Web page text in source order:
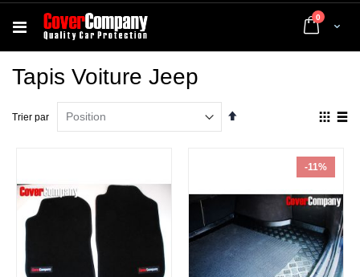
Cart
0 articles
Tapis Voiture Jeep
Trier par
Par
-11%